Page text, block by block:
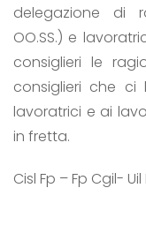
delegazione di
OO.SS.) e
consiglieri le
consiglieri che
lavoratrici e ai
in fretta.
Cisl Fp – Fp Cgil-